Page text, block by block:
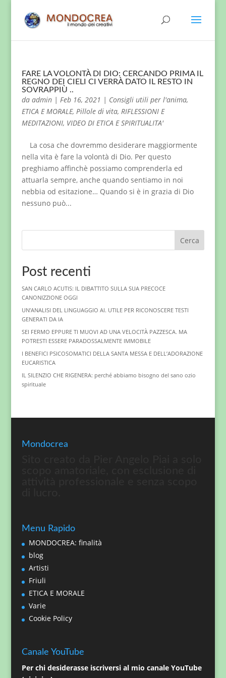
FARE LA VOLONTÀ DI DIO: CERCANDO PRIMA IL
REGNO DEI CIELI CI VERRÀ DATO IL RESTO IN
SOVRAPPIÙ ..
da admin| Feb 16, 2021 | Consigli utili per l'anima,
ETICA E MORALE, Pillole di vita, RIFLESSIONI E
MEDITAZIONI, VIDEO DI ETICA E SPIRITUALITA'
La cosa che dovremmo desiderare maggiormente
nella vita è fare la volontà di Dio. Per questo
preghiamo affinchè possiamo comprenderla ed
attuarla sempre, anche quando sentiamo in noi
nebbia od esitazione… Quando si è in grazia di Dio
nessuno può...
Cerca
Post recenti
SAN CARLO ACUTIS: IL DIBATTITO SULLA SUA PRECOCE
CANONIZZIONE OGGI
UN’ANALISI DEL LINGUAGGIO AI. UTILE PER RICONOSCERE TESTI
GENERATI DA IA
SEI FERMO EPPURE TI MUOVI AD UNA VELOCITÀ PAZZESCA. MA
POTRESTI ESSERE PARADOSSALMENTE IMMOBILE
I BENEFICI PSICOSOMATICI DELLA SANTA MESSA E DELL’ADORAZIONE
EUCARISTICA
IL SILENZIO CHE RIGENERA: perché abbiamo bisogno del sano ozio
spirituale
Mondocrea
Menu Rapido
MONDOCREA: finalità
blog
Artisti
Friuli
ETICA E MORALE
Varie
Cookie Policy
Canale YouTube
Per chi desiderasse iscriversi al mio canale YouTube